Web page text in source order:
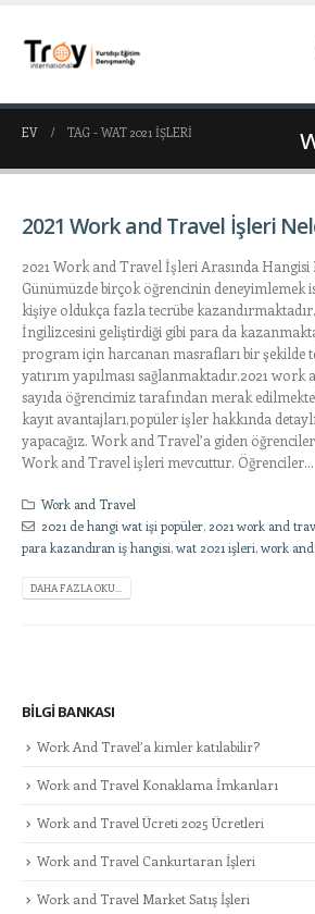
EV TAG - WAT 2021 IŞLERI
2021 Work and Travel İşleri
2021 Work and Travel İşleri Arasında Hangisi
Günümüzde birçok öğrencinin deneyimlemek
kişiye oldukça fazla tecrübe
İngilizcesini geliştirdiği gibi para da
program için harcanan masrafları bir şekilde
yatırım yapılması sağlanmaktadır.2021
sayıda öğrencimiz tarafından merak
kayıt avantajları,popüler işler hakkında
yapacağız. Work and Travel’a giden
Work and Travel işleri mevcuttur. Öğrenciler...
Work and Travel
2021 de hangi wat işi popüler, 2021 work and
para kazandıran iş hangisi,wat 2021 işleri,work
DAHA FAZLA OKU...
BILGI BANKASI
Work And Travel’a kimler katılabilir?
Work and Travel Konaklama İmkanları
Work and Travel Ücreti 2025 Ücretleri
Work and Travel Cankurtaran İşleri
Work and Travel Market Satış İşleri